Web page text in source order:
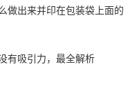
做出来并印在包装袋上面的
有吸引力，最全解析